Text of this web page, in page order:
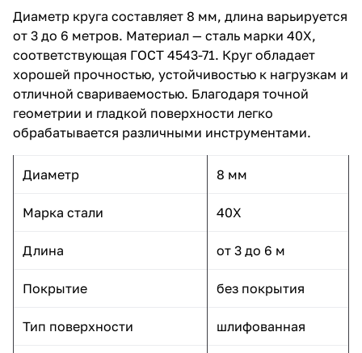
Диаметр круга составляет 8 мм, длина варьируется
от 3 до 6 метров. Материал — сталь марки 40Х,
соответствующая ГОСТ 4543-71. Круг обладает
хорошей прочностью, устойчивостью к нагрузкам и
отличной свариваемостью. Благодаря точной
геометрии и гладкой поверхности легко
обрабатывается различными инструментами.
Диаметр 8 мм
Марка стали 40Х
Длина от 3 до 6 м
Покрытие без покрытия
Тип поверхности шлифованная